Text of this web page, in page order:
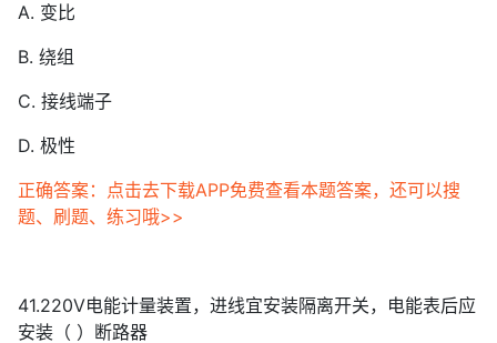
A. 变比
B. 绕组
C. 接线端子
D. 极性
正确答案：点击去下载APP免费查看本题答案，还可以搜
题、刷题、练习哦>>
41.220V电能计量装置，进线宜安装隔离开关，电能表后应
安装（ ）断路器